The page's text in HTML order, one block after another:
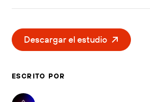
Descargar el estudio
ESCRITO POR